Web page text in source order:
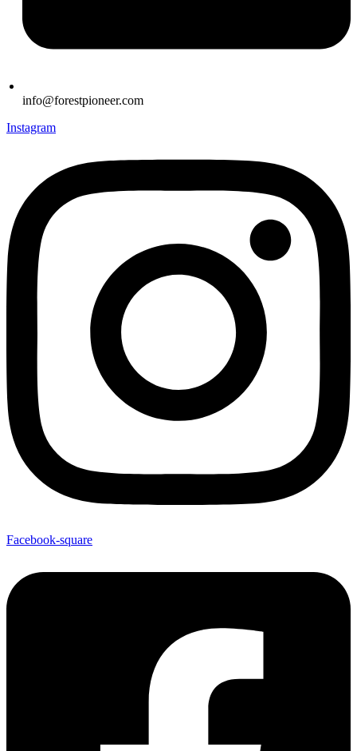
info@forestpioneer.com
Instagram
Facebook-square